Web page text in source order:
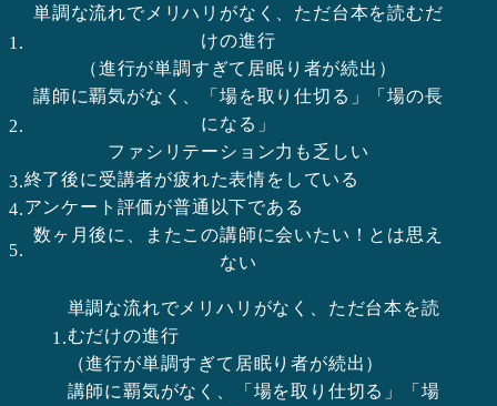
単調な流れでメリハリがなく、ただ台本を読むだ
けの進行
（進行が単調すぎて居眠り者が続出）
講師に覇気がなく、「場を取り仕切る」「場の長
になる」
ファシリテーション力も乏しい
終了後に受講者が疲れた表情をしている
アンケート評価が普通以下である
数ヶ月後に、またこの講師に会いたい！とは思え
ない
単調な流れでメリハリがなく、ただ台本を読
むだけの進行
（進行が単調すぎて居眠り者が続出）
講師に覇気がなく、「場を取り仕切る」「場